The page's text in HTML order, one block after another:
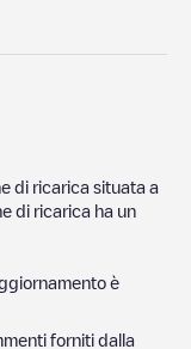
di ricarica situata a
di ricarica ha un
è
forniti dalla